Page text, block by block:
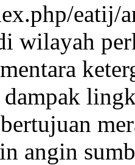
eatij/
wilayah
angin